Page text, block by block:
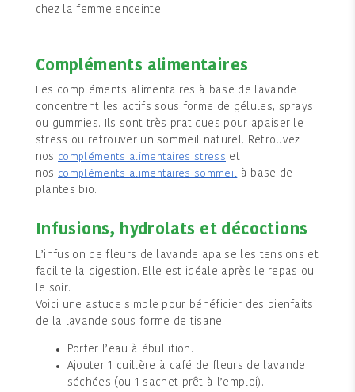
chez la femme enceinte.
Compléments alimentaires
Les compléments alimentaires à base de lavande
concentrent les actifs sous forme de gélules, sprays
ou gummies. Ils sont très pratiques pour apaiser le
stress ou retrouver un sommeil naturel. Retrouvez
nos compléments alimentaires stress et
nos compléments alimentaires sommeil à base de
plantes bio.
Infusions, hydrolats et décoctions
L’infusion de fleurs de lavande apaise les tensions et
facilite la digestion. Elle est idéale après le repas ou
le soir.
Voici une astuce simple pour bénéficier des bienfaits
de la lavande sous forme de tisane :
Porter l’eau à ébullition.
Ajouter 1 cuillère à café de fleurs de lavande
séchées (ou 1 sachet prêt à l’emploi).